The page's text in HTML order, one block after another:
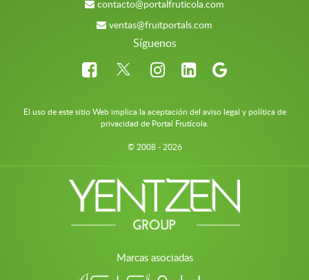
contacto@portalfruticola.com
ventas@fruitportals.com
Síguenos
El uso de este sitio Web implica la aceptación del aviso legal y política de
privacidad de Portal Frutícola.
© 2008 - 2026
Marcas asociadas